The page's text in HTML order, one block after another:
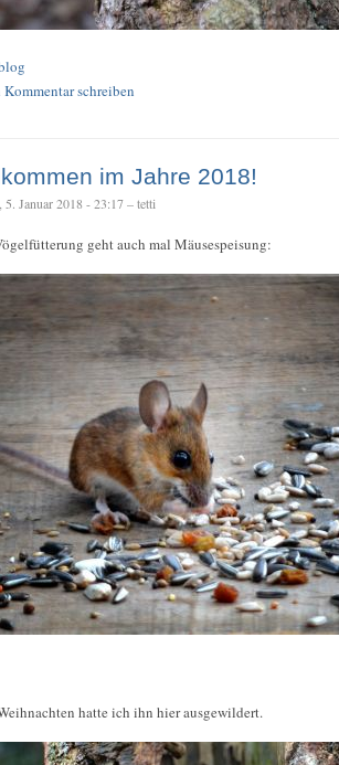
Kommentar schreiben
im Jahre 2018!
5. Januar 2018 - 23:17 – tetti
geht auch mal Mäusespeisung:
hatte ich ihn hier ausgewildert.